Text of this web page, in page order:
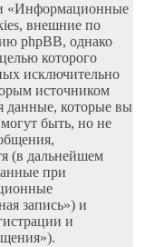
«Информационные
внешние по
phpBB, однако
которого
исключительно
источником
данные, которые вы
быть, но не
(в дальнейшем
при
запись») и
и